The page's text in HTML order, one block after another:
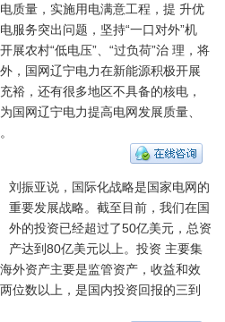
质量，实施用电满意工程，提 升优
服务突出问题，坚持“一口对外”机
展农村“低电压”、“过负荷”治 理，将
，国网辽宁电力在新能源积极开展
裕，还有很多地区不具备的核电，
国网辽宁电力提高电网发展质量、
刘振亚说，国际化战略是国家电网的
重要发展战略。截至目前，我们在国
外的投资已经超过了50亿美元，总资
产达到80亿美元以上。投资 主要集
外资产主要是监管资产，收益和效
位数以上，是国内投资回报的三到